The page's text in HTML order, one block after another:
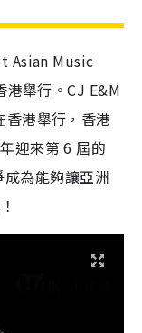
Asian Music
舉行。CJ E&M
香港舉行，香港
迎來第 6 屆的
為能夠讓亞洲